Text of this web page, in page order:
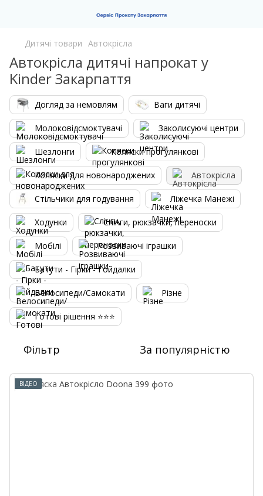
Дитячі товари Автокрісла
Автокрісла дитячі напрокат у
Kinder Закарпаття
Догляд за немовлям Ваги дитячі
Молоковідсмоктувачі Заколисуючі центри
Шезлонги Коляски прогулянкові
Коляски для новонароджених Автокрісла
Стільчики для годування Ліжечка Манежі
Ходунки Слінги, рюкзачки, переноски
Мобілі Розвиваючі іграшки
Батути - Гірки - Гойдалки
Велосипеди/Самокати Різне
Готові рішення ⭐⭐⭐
Фільтр За популярністю
ВІДЕО